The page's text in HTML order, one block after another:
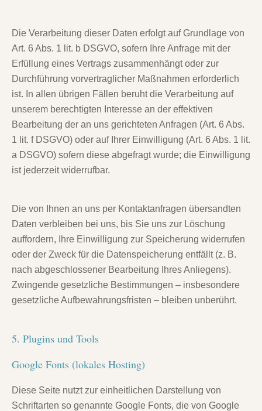
Die Verarbeitung dieser Daten erfolgt auf Grundlage von
Art. 6 Abs. 1 lit. b DSGVO, sofern Ihre Anfrage mit der
Erfüllung eines Vertrags zusammenhängt oder zur
Durchführung vorvertraglicher Maßnahmen erforderlich
ist. In allen übrigen Fällen beruht die Verarbeitung auf
unserem berechtigten Interesse an der effektiven
Bearbeitung der an uns gerichteten Anfragen (Art. 6 Abs.
1 lit. f DSGVO) oder auf Ihrer Einwilligung (Art. 6 Abs. 1 lit.
a DSGVO) sofern diese abgefragt wurde; die Einwilligung
ist jederzeit widerrufbar.
Die von Ihnen an uns per Kontaktanfragen übersandten
Daten verbleiben bei uns, bis Sie uns zur Löschung
auffordern, Ihre Einwilligung zur Speicherung widerrufen
oder der Zweck für die Datenspeicherung entfällt (z. B.
nach abgeschlossener Bearbeitung Ihres Anliegens).
Zwingende gesetzliche Bestimmungen – insbesondere
gesetzliche Aufbewahrungsfristen – bleiben unberührt.
5. Plugins und Tools
Google Fonts (lokales Hosting)
Diese Seite nutzt zur einheitlichen Darstellung von
Schriftarten so genannte Google Fonts, die von Google